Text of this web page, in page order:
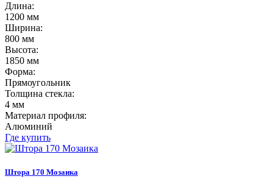
Длина:
1200 мм
Ширина:
800 мм
Высота:
1850 мм
Форма:
Прямоугольник
Толщина стекла:
4 мм
Материал профиля:
Алюминий
Где купить
Штора 170 Мозаика